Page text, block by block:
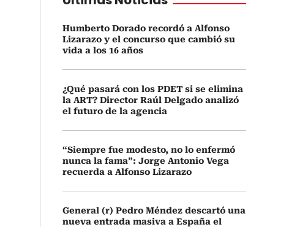
Humberto Dorado recordó a Alfonso
Lizarazo y el concurso que cambió su
vida a los 16 años
¿Qué pasará con los PDET si se elimina
la ART? Director Raúl Delgado analizó
el futuro de la agencia
“Siempre fue modesto, no lo enfermó
nunca la fama”: Jorge Antonio Vega
recuerda a Alfonso Lizarazo
General (r) Pedro Méndez descartó una
nueva entrada masiva a España el